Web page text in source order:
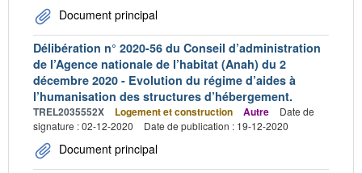
Document principal
Délibération n° 2020-56 du Conseil d’administration
de l’Agence nationale de l’habitat (Anah) du 2
décembre 2020 - Evolution du régime d’aides à
l’humanisation des structures d’hébergement.
TREL2035552X Logement et construction Autre
Date de
signature : 02-12-2020
Date de publication : 19-12-2020
Document principal